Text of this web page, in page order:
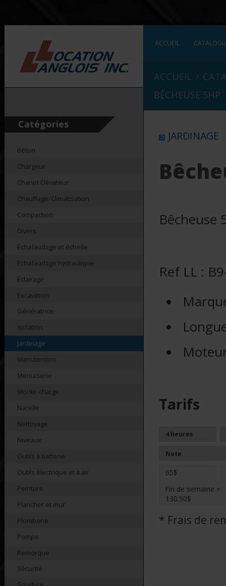
Catégories
Béton
Chargeur
Chariot Élévateur
Chauffage/Climatisation
Compaction
Divers
Échafaudage et échelle
Echafaudage hydraulique
Éclairage
Excavation
Génératrice
Isolation
Jardinage
Manutention
Menuiserie
Monte-charge
Nacelle
Nettoyage
Niveaux
Outils à batterie
Outils électrique et à air
Peinture
Plancher et mur
Plomberie
Pompe
Remorque
Sécurité
ACCUEIL
ACCUEIL
BÊCHEUSE 5HP
JARDINAGE
Bêcheuse
Ref LL :
Tarifs
4 heures
Note
65$
Fin de semaine =
130.50$
* Frais de